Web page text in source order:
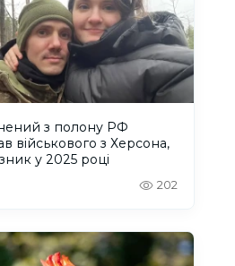
з полону РФ
військового з Херсона,
у 2025 році
202